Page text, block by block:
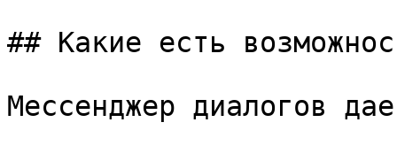
## Какие есть
Мессенджер диалогов